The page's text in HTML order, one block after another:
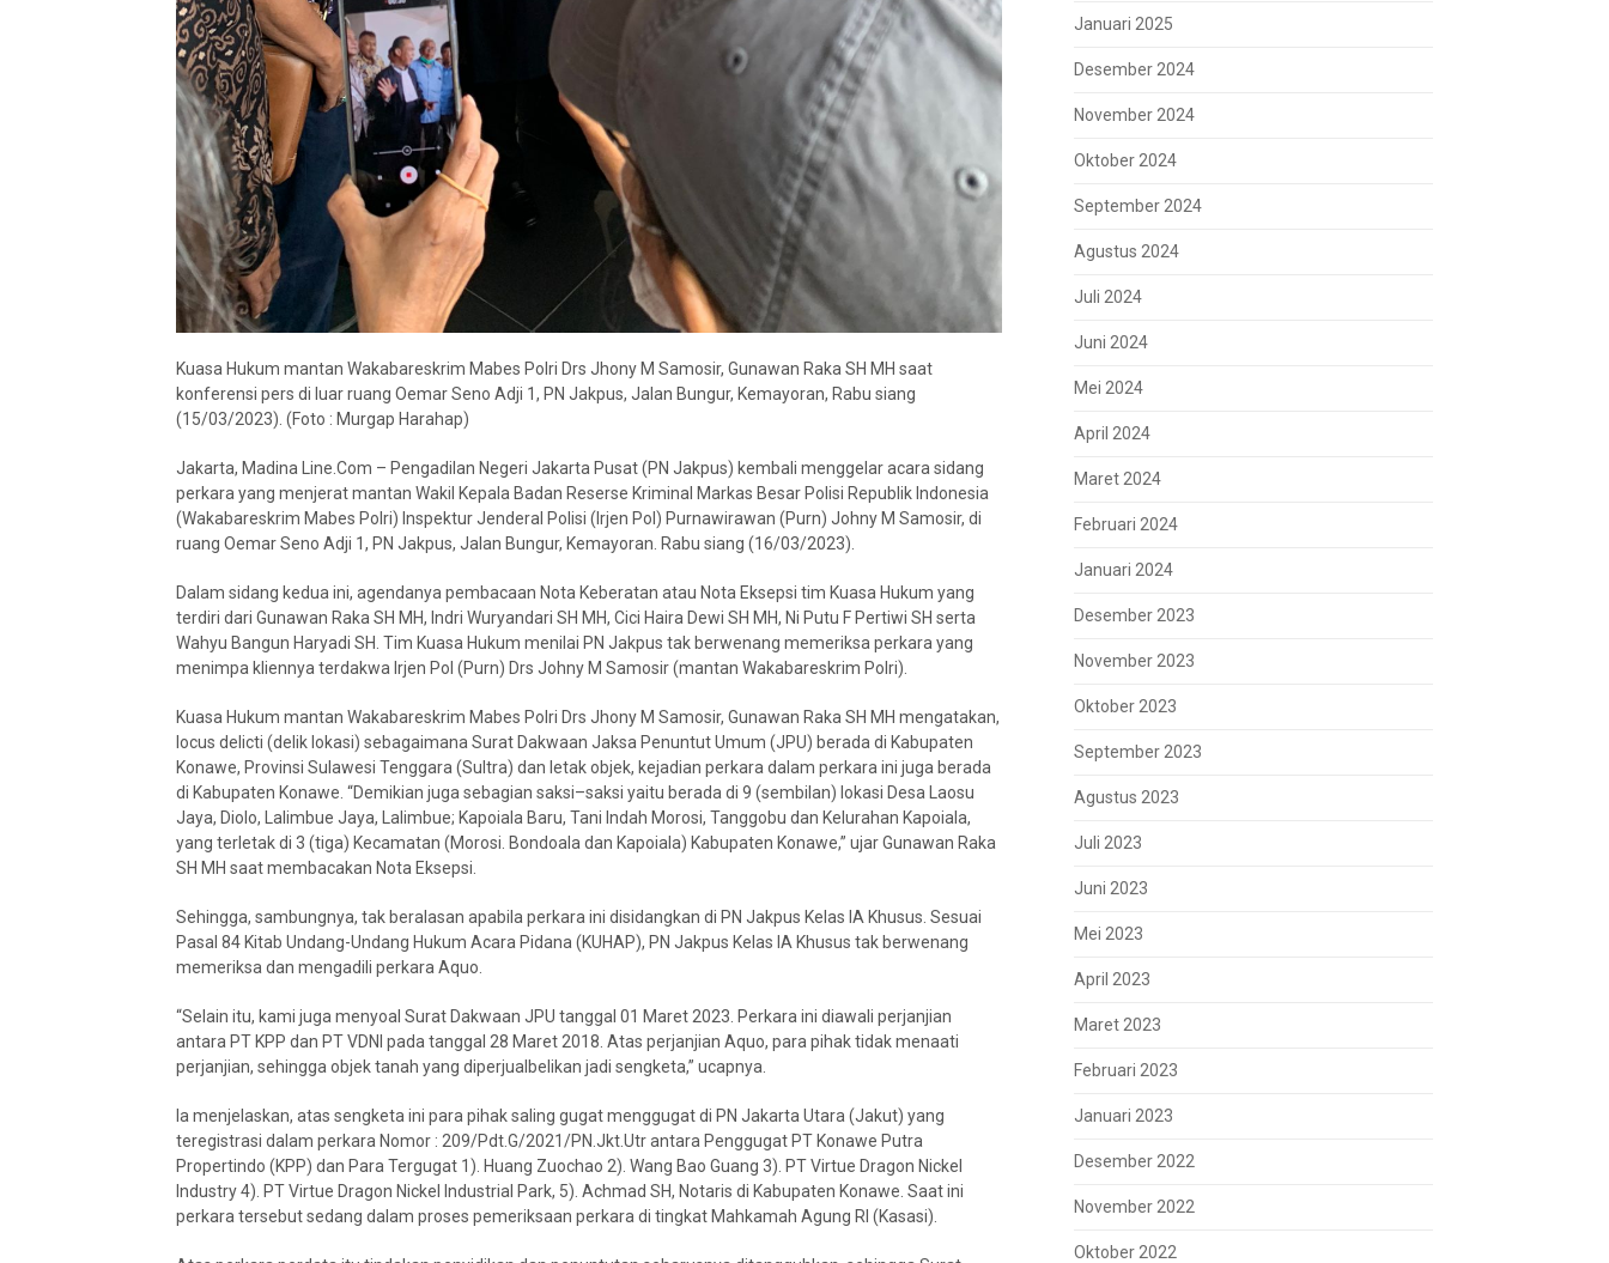
Kuasa Hukum mantan Wakabareskrim Mabes Polri Drs Jhony M Samosir, Gunawan Raka SH MH saat
konferensi pers di luar ruang Oemar Seno Adji 1, PN Jakpus, Jalan Bungur, Kemayoran, Rabu siang
(15/03/2023). (Foto : Murgap Harahap)
Jakarta, Madina Line.Com – Pengadilan Negeri Jakarta Pusat (PN Jakpus) kembali menggelar acara sidang
perkara yang menjerat mantan Wakil Kepala Badan Reserse Kriminal Markas Besar Polisi Republik Indonesia
(Wakabareskrim Mabes Polri) Inspektur Jenderal Polisi (Irjen Pol) Purnawirawan (Purn) Johny M Samosir, di
ruang Oemar Seno Adji 1, PN Jakpus, Jalan Bungur, Kemayoran. Rabu siang (16/03/2023).
Dalam sidang kedua ini, agendanya pembacaan Nota Keberatan atau Nota Eksepsi tim Kuasa Hukum yang
terdiri dari Gunawan Raka SH MH, Indri Wuryandari SH MH, Cici Haira Dewi SH MH, Ni Putu F Pertiwi SH serta
Wahyu Bangun Haryadi SH. Tim Kuasa Hukum menilai PN Jakpus tak berwenang memeriksa perkara yang
menimpa kliennya terdakwa Irjen Pol (Purn) Drs Johny M Samosir (mantan Wakabareskrim Polri).
Kuasa Hukum mantan Wakabareskrim Mabes Polri Drs Jhony M Samosir, Gunawan Raka SH MH mengatakan,
locus delicti (delik lokasi) sebagaimana Surat Dakwaan Jaksa Penuntut Umum (JPU) berada di Kabupaten
Konawe, Provinsi Sulawesi Tenggara (Sultra) dan letak objek, kejadian perkara dalam perkara ini juga berada
di Kabupaten Konawe. “Demikian juga sebagian saksi–saksi yaitu berada di 9 (sembilan) lokasi Desa Laosu
Jaya, Diolo, Lalimbue Jaya, Lalimbue; Kapoiala Baru, Tani Indah Morosi, Tanggobu dan Kelurahan Kapoiala,
yang terletak di 3 (tiga) Kecamatan (Morosi. Bondoala dan Kapoiala) Kabupaten Konawe,” ujar Gunawan Raka
SH MH saat membacakan Nota Eksepsi.
Sehingga, sambungnya, tak beralasan apabila perkara ini disidangkan di PN Jakpus Kelas IA Khusus. Sesuai
Pasal 84 Kitab Undang-Undang Hukum Acara Pidana (KUHAP), PN Jakpus Kelas IA Khusus tak berwenang
memeriksa dan mengadili perkara Aquo.
“Selain itu, kami juga menyoal Surat Dakwaan JPU tanggal 01 Maret 2023. Perkara ini diawali perjanjian
antara PT KPP dan PT VDNI pada tanggal 28 Maret 2018. Atas perjanjian Aquo, para pihak tidak menaati
perjanjian, sehingga objek tanah yang diperjualbelikan jadi sengketa,” ucapnya.
Ia menjelaskan, atas sengketa ini para pihak saling gugat menggugat di PN Jakarta Utara (Jakut) yang
teregistrasi dalam perkara Nomor : 209/Pdt.G/2021/PN.Jkt.Utr antara Penggugat PT Konawe Putra
Propertindo (KPP) dan Para Tergugat 1). Huang Zuochao 2). Wang Bao Guang 3). PT Virtue Dragon Nickel
Industry 4). PT Virtue Dragon Nickel Industrial Park, 5). Achmad SH, Notaris di Kabupaten Konawe. Saat ini
perkara tersebut sedang dalam proses pemeriksaan perkara di tingkat Mahkamah Agung RI (Kasasi).
Januari 2025
Desember 2024
November 2024
Oktober 2024
September 2024
Agustus 2024
Juli 2024
Juni 2024
Mei 2024
April 2024
Maret 2024
Februari 2024
Januari 2024
Desember 2023
November 2023
Oktober 2023
September 2023
Agustus 2023
Juli 2023
Juni 2023
Mei 2023
April 2023
Maret 2023
Februari 2023
Januari 2023
Desember 2022
November 2022
Oktober 2022